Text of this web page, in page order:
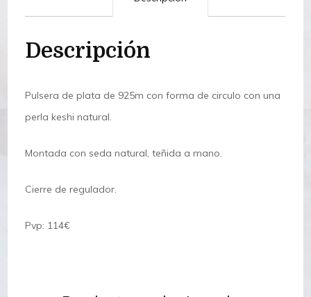
Descripción
Pulsera de plata de 925m con forma de circulo con una
perla keshi natural.
Montada con seda natural, teñida a mano.
Cierre de regulador.
Pvp: 114€